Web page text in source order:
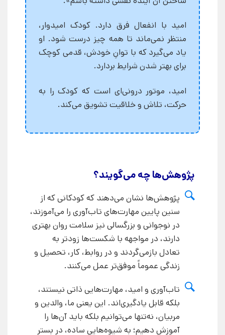
امید با انفعال فرق دارد. کودک امیدوار،
منتظر نمی‌ماند تا همه چیز درست شود. او
یاد می‌گیرد که با توانِ خودش، قدمی کوچک
برای بهتر شدن شرایط بردارد.
امید، موتور درونی‌ای است که کودک را به
حرکت، تلاش و خلاقیت تشویق می‌کند.
پژوهش‌ها چه می‌گویند؟
پژوهش‌ها نشان می‌دهند که کودکانی که از
سنین پایین مهارت‌های تاب‌آوری را می‌آموزند،
در نوجوانی و بزرگسالی نیز سلامت روان بهتری
دارند، در مواجهه با شکست‌ها زودتر به
تعادل بازمی‌گردند و در روابط، کار، تحصیل و
زندگی عموماً موفق‌تر عمل می‌کنند.
تاب‌آوری و امید، مهارت‌هایی ذاتی نیستند،
بلکه قابل یادگیری‌اند. این یعنی ما، والدین و
مربیان، نه‌تنها می‌توانیم بلکه باید آن‌ها را
آموزش دهیم؛ به شیوه‌هایی ساده، در بستر